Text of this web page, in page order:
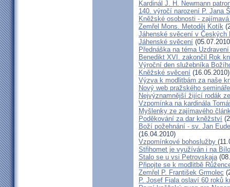
Kardinál J. H. Newmann
140. výročí narození P. Jana
Kněžské osobnosti -
Zemřel Mons. Metoděj Kotík
Jáhenské svěcení v Českých
Jáhenské svěcení
Přednáška na téma
Benedikt XVI. zakončil Rok
Výroční den služebníka
Kněžské svěcení (16.05.2010)
Výzva k modlitbám za naše
Nový web pražského semináře
Nejvýznamnější žijící rodák
Vzpomínka na kardinála
Myšlenky ze zajímavého
Poděkování za dar kněžství
Boží požehnání - sv. Jan
(16.04.2010)
Vzpomínkové bohoslužby
Střihomet je využíván i na
Stalo se u vsi Petrovskaja
Připojte se k modlitbě
Zemřel P. František Grmolec
P. Josef Fiala oslaví 60 roků